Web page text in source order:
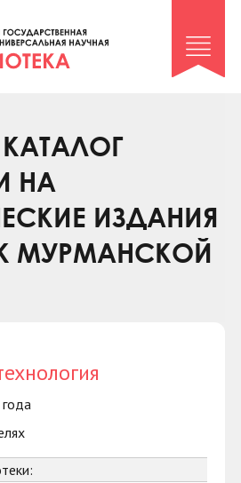
сельдерей»
архив»
НА
ИЗДАНИЯ
МУРМАНСКОЙ